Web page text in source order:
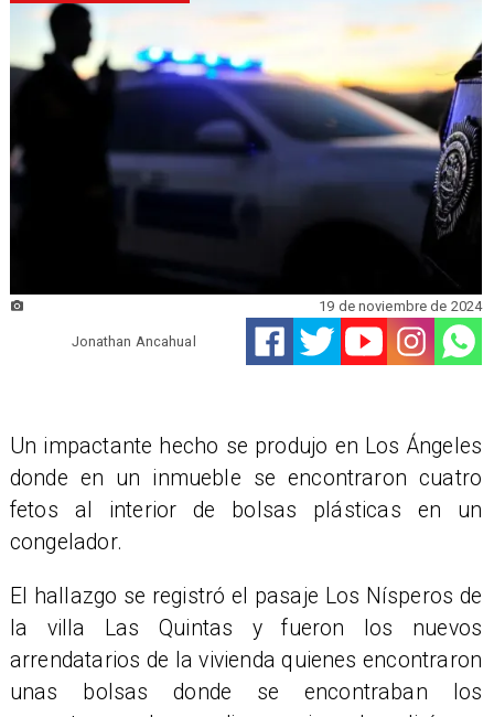
Jonathan Ancahual
19 de noviembre de 2024
Un impactante hecho se produjo en Los Ángeles
donde en un inmueble se encontraron cuatro
fetos al interior de bolsas plásticas en un
congelador.
El hallazgo se registró el pasaje Los Nísperos de
la villa Las Quintas y fueron los nuevos
arrendatarios de la vivienda quienes encontraron
unas bolsas donde se encontraban los